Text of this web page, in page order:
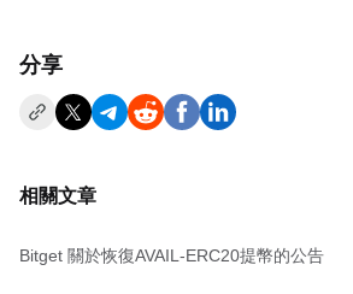
分享
相關文章
Bitget 關於恢復AVAIL-ERC20提幣的公告